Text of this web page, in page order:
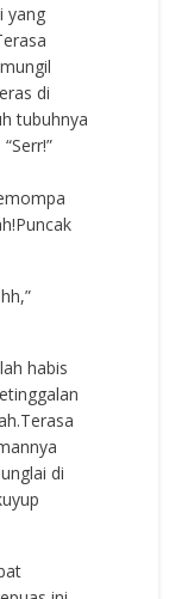
yang
di
tubuhnya
habis
di